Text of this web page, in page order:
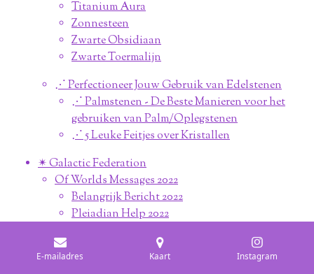
Titanium Aura
Zonnesteen
Zwarte Obsidiaan
Zwarte Toermalijn
⋰ Perfectioneer Jouw Gebruik van Edelstenen
⋰ Palmstenen - De Beste Manieren voor het
gebruiken van Palm/Oplegstenen
⋰ 5 Leuke Feitjes over Kristallen
✴︎ Galactic Federation
Of Worlds Messages 2022
Belangrijk Bericht 2022
Pleiadian Help 2022
Het Licht is Gearriveerd
E-mailadres Kaart Instagram